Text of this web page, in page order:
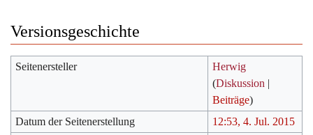
Versionsgeschichte
Seitenersteller
Herwig
(Diskussion |
Beiträge)
Datum der Seitenerstellung
12:53, 4. Jul. 2015